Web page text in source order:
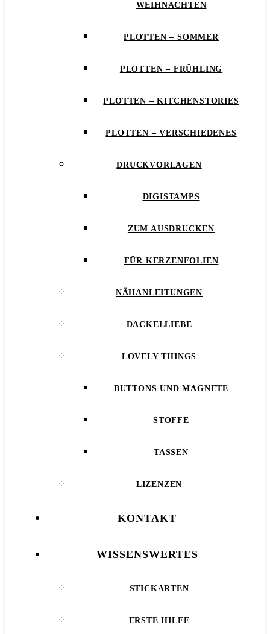
WEIHNACHTEN
PLOTTEN – SOMMER
PLOTTEN – FRÜHLING
PLOTTEN – KITCHENSTORIES
PLOTTEN – VERSCHIEDENES
DRUCKVORLAGEN
DIGISTAMPS
ZUM AUSDRUCKEN
FÜR KERZENFOLIEN
NÄHANLEITUNGEN
DACKELLIEBE
LOVELY THINGS
BUTTONS UND MAGNETE
STOFFE
TASSEN
LIZENZEN
KONTAKT
WISSENSWERTES
STICKARTEN
ERSTE HILFE